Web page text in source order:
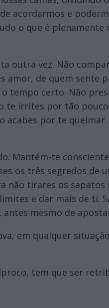
acordarmos e
o que é plenamente
outra vez. Não
de quem sente
tempo certo. Não
te irrites por tão
acabes por te
Mantém-te
os três segredos de
não tirares os
e dar mais de ti.
mesmo de
em qualquer
tem que ser